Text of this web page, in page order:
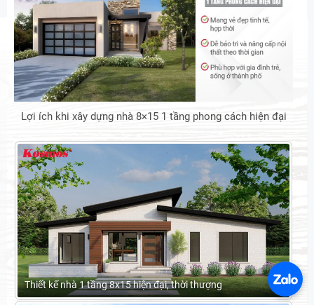
Lợi ích khi xây dựng nhà 8×15 1 tầng phong cách hiện đại
Thiết kế nhà 1 tầng 8x15 hiện đại, thời thượng